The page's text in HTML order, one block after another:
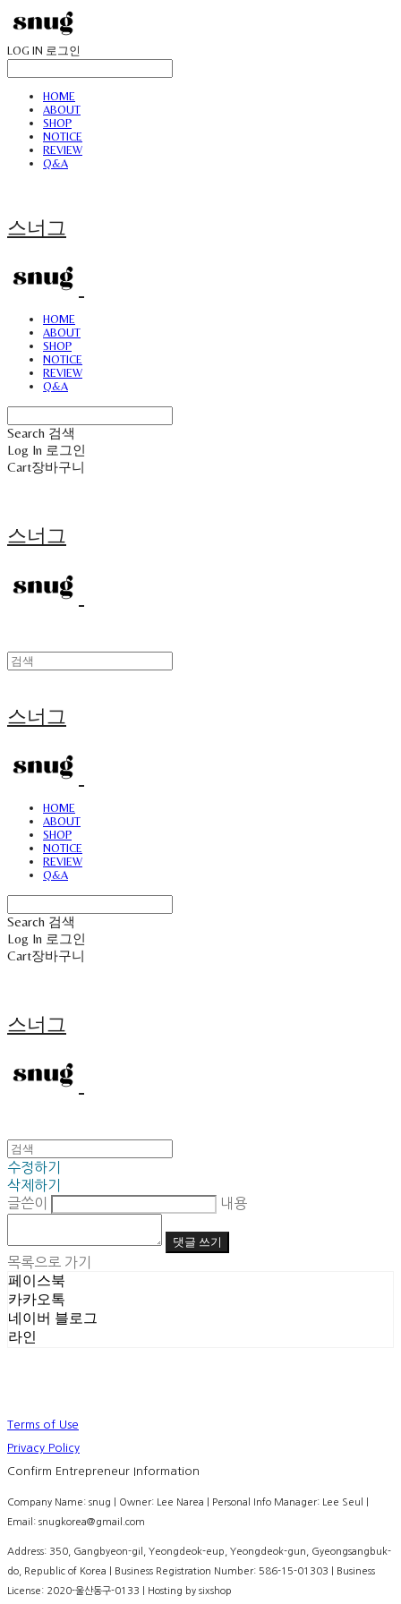
LOG IN 로그인
HOME
ABOUT
SHOP
NOTICE
REVIEW
Q&A
스너그
HOME
ABOUT
SHOP
NOTICE
REVIEW
Q&A
Search 검색
Log In 로그인
Cart장바구니
스너그
스너그
HOME
ABOUT
SHOP
NOTICE
REVIEW
Q&A
Search 검색
Log In 로그인
Cart장바구니
스너그
수정하기
삭제하기
글쓴이
내용
댓글 쓰기
목록으로 가기
페이스북
카카오톡
네이버 블로그
라인
Terms of Use
Privacy Policy
Confirm Entrepreneur Information
Company Name: snug | Owner: Lee Narea | Personal Info Manager: Lee Seul |
Email: snugkorea@gmail.com
Address: 350, Gangbyeon-gil, Yeongdeok-eup, Yeongdeok-gun, Gyeongsangbuk-
do, Republic of Korea | Business Registration Number: 586-15-01303 | Business
License: 2020-울산동구-0133 | Hosting by sixshop